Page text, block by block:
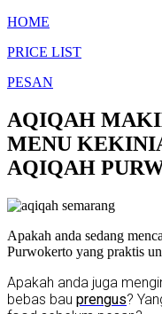
HOME
PRICE LIST
PESAN
AQIQAH
MENU
AQIQAH
Apakah anda sedang
Purwokerto yang praktis
Apakah anda juga
bebas bau prengus?